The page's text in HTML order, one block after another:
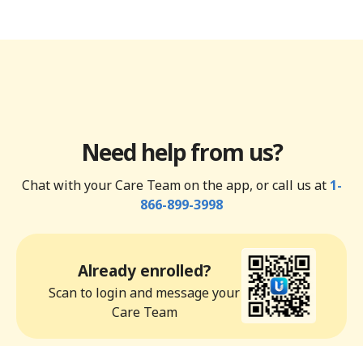
Need help from us?
Chat with your Care Team on the app, or call us at 1-
866-899-3998
Already enrolled?
Scan to login and message your
Care Team